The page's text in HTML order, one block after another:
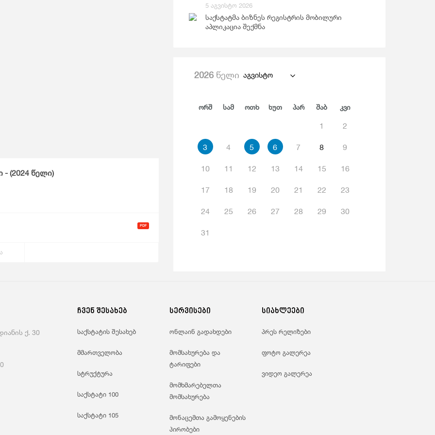
Ჯანდაცვა Და Სოციალური Უზრუნველყოფა
- (2024 წელი)
5 აგვისტო 2026
საქსტატმა ბიზნეს რეგისტრის მობილური
აპლიკაცია შექმნა
2026წელი აგვისტო
Ორშ Სამ Ოთხ Ხუთ Პარ Შაბ Კვი
1 2
3 4 5 6 7 8 9
10 11 12 13 14 15 16
17 18 19 20 21 22 23
24 25 26 27 28 29 30
31
ქ. 30
ჩვენ შესახებ
საქსტატის შესახებ
მმართველობა
სტრუქტურა
საქსტატი 100
საქსტატი 105
სერვისები
ონლაინ გადახდები
მომსახურება და
ტარიფები
მომხმარებელთა
მომსახურება
მონაცემთა გამოყენების
პირობები
სიახლეები
პრეს რელიზები
ფოტო გალერეა
ვიდეო გალერეა